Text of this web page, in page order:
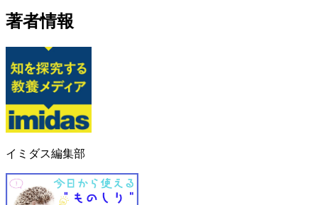
著者情報
イミダス編集部